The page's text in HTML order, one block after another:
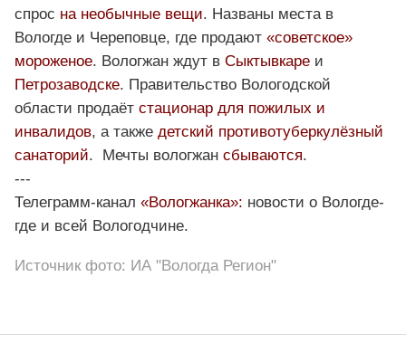
спрос на необычные вещи. Названы места в
Вологде и Череповце, где продают «советское»
мороженое. Вологжан ждут в Сыктывкаре и
Петрозаводске. Правительство Вологодской
области продаёт стационар для пожилых и
инвалидов, а также детский противотуберкулёзный
санаторий. Мечты вологжан сбываются.
---
Телеграмм-канал «Вологжанка»: новости о Вологде-
где и всей Вологодчине.
Источник фото: ИА "Вологда Регион"